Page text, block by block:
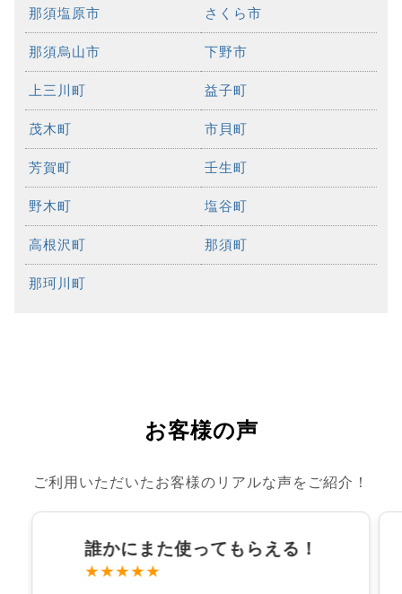
那須塩原市 さくら市
那須烏山市 下野市
上三川町 益子町
茂木町 市貝町
芳賀町 壬生町
野木町 塩谷町
高根沢町 那須町
那珂川町
お客様の声
ご利用いただいたお客様のリアルな声をご紹介！
誰かにまた使ってもらえる！
★★★★★